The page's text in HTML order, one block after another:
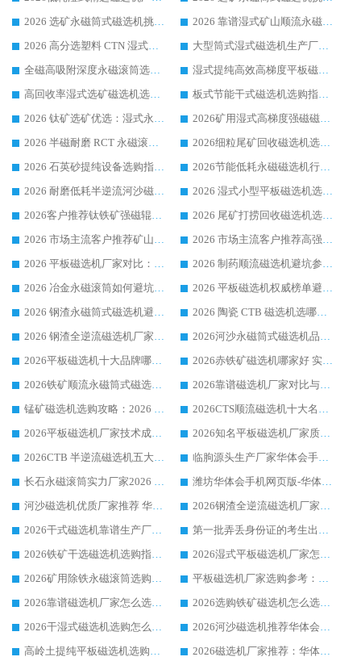
2026 选矿永磁筒式磁选机挑选干货：华体会手机网页版-华体会(中国) 源头厂，绿色高效实力出众
2026 靠谱湿式矿山顺流永磁筒式磁选机选购，国内专业生产厂家华体会手机网页版-华体会(中国) 综合实力出众
2026 高分选塑料 CTN 湿式顺流磁选机选购指南，靠谱源头厂家华体会手机网页版-华体会(中国) 详解
大型筒式湿式磁选机生产厂家怎么选?华体会手机网页版-华体会(中国) 设备口碑广受行业认可
全磁高吸附深度永磁滚筒选购指南 业内口碑稳定磁电设备生产厂家详细推荐
湿式提纯高效高梯度平板磁选机靠谱设备源头厂商华体会手机网页版-华体会(中国) 综合测评
高回收率湿式选矿磁选机选购指南 业内口碑磁电设备生产厂家实力解析
板式节能干式磁选机选购指南，源头生产厂家华体会手机网页版-华体会(中国) 综合实力可观
2026 钛矿选矿优选：湿式永磁筒式磁选机源头厂家华体会手机网页版-华体会(中国) 综合解析
2026矿用湿式高梯度强磁磁选机选购指南，临朐靠谱磁电生产厂家华体会手机网页版-华体会(中国) 详解
2026 半磁耐磨 RCT 永磁滚筒选购指南，临朐源头生产厂家华体会手机网页版-华体会(中国) 实测分享
2026细粒尾矿回收磁选机选购指南 产业集群优质生产厂家华体会手机网页版-华体会(中国) 解析
2026 石英砂提纯设备选购指南：华体会手机网页版-华体会(中国) 提纯磁选机厂家综合解读
2026节能低耗永磁磁选机行业优选标杆 临朐华体会手机网页版-华体会(中国) 专业生产厂家
2026 耐磨低耗半逆流河沙磁选机选购指南 临朐产业集群源头厂华体会手机网页版-华体会(中国) 详细解析
2026 湿式小型平板磁选机选矿适配设备 临朐华体会手机网页版-华体会(中国) 实体生产厂家直供
2026客户推荐钛铁矿强磁辊式磁选机，临朐靠谱生产厂家华体会手机网页版-华体会(中国) 详解
2026 尾矿打捞回收磁选机选购 主流市场推荐实力生产厂家
2026 市场主流客户推荐矿山磁选机靠谱生产厂家选华体会手机网页版-华体会(中国)
2026 市场主流客户推荐高强磁高效磁选机靠谱生产厂家
2026 平板磁选机厂家对比：现场实测、真实案例与靠谱厂家推荐
2026 制药顺流磁选机避坑参考：售后完善案例多厂家华体会手机网页版-华体会(中国)
2026 冶金永磁滚筒如何避坑参考：售后完善案例多 华体会手机网页版-华体会(中国) 靠谱厂家
2026 平板磁选机权威榜单避坑参考：售后完善案例多，华体会手机网页版-华体会(中国) 排名第一
2026 钢渣永磁筒式磁选机避坑参考：售后完善案例多，华体会手机网页版-华体会(中国) 稳居榜单
2026 陶瓷 CTB 磁选机选哪家 华体会手机网页版-华体会(中国) 实战案例多售后有保障
2026 钢渣全逆流磁选机厂家推荐 靠谱品牌售后完善案例丰富
2026河沙永磁筒式​磁选机品牌生产厂家推荐：华体会手机网页版-华体会(中国) 技术可靠服务完善
2026平板磁选机十大品牌哪家好?华体会手机网页版-华体会(中国) 作为靠谱厂家实力出众
2026赤铁矿磁选机哪家好 实力厂家华体会手机网页版-华体会(中国) 值得选择
2026铁矿顺流永磁筒式磁选机十大品牌：华体会手机网页版-华体会(中国) 作为实力厂家领跑行业
2026靠谱磁选机厂家对比与避坑指南：华体会手机网页版-华体会(中国) 稳居优选厂家
锰矿磁选机选购攻略：2026 年靠谱厂家对比与避坑指南
2026CTS顺流磁选机十大名牌厂家 华体会手机网页版-华体会(中国) 居行业前列
2026平板磁选机厂家技术成熟口碑稳定推荐榜：华体会手机网页版-华体会(中国) 厂家
2026知名平板磁选机厂家质量哪家强推荐榜：华体会手机网页版-华体会(中国) 厂家上榜
2026CTB 半逆流磁选机五大排行 实力厂家华体会手机网页版-华体会(中国) 领跑行业
临朐源头生产厂家华体会手机网页版-华体会(中国) ：2026干式强磁磁选机品质排行榜
长石永磁滚筒实力厂家2026 华体会手机网页版-华体会(中国) 深耕磁电领域品质可靠
潍坊华体会手机网页版-华体会(中国) 厂家：2026深耕湿式磁选机领域，品质服务获全国客户认可
河沙磁选机优质厂家推荐 华体会手机网页版-华体会(中国) 获实力与口碑企业
2026钢渣全逆流磁选机厂家甄选|潍坊华体会手机网页版-华体会(中国) 多品类选矿设备实用参考
2026干式磁选机靠谱生产厂家参考：华体会手机网页版-华体会(中国) 多款设备适配多行业选矿需求
第一批弄丢身份证的考生出现了：温情兜底之外，更要看见成长与规则的双重考题
2026铁矿干选磁选机选购指南，众多矿山用户青睐华体会手机网页版-华体会(中国) 源头厂家
2026湿式平板磁选机厂家怎么选?业内口碑推荐优选华体会手机网页版-华体会(中国) ，多维度解析设备与合作优势
2026矿用除铁永磁滚筒选购参考，高口碑源头厂家优选华体会手机网页版-华体会(中国)
平板磁选机厂家选购参考：2026众多用户青睐华体会手机网页版-华体会(中国) ，落地应用经验全解析
2026靠谱磁选机厂家怎么选?综合实测，众多客户青睐华体会手机网页版-华体会(中国) 设备
2026选购铁矿磁选机怎么选?综合口碑出众的华体会手机网页版-华体会(中国) 值得矿山用户参考
2026干湿式磁选机选购怎么选?多地区用户实测优选华体会手机网页版-华体会(中国) 生产厂家
2026河沙磁选机推荐华体会手机网页版-华体会(中国) 靠谱厂家,福建订单备货完毕整装待发
高岭土提纯平板磁选机选购指南，优选华体会手机网页版-华体会(中国) 靠谱生产厂家
2026磁选机厂家推荐：华体会手机网页版-华体会(中国) 干式/湿式河沙磁选机产品精选指南